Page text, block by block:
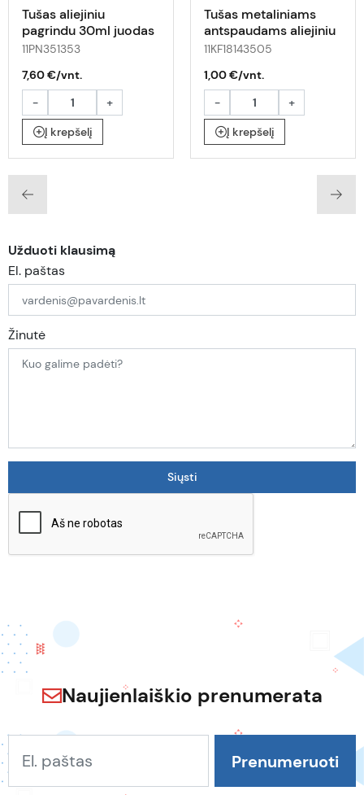
Tušas aliejiniu
pagrindu 30ml juodas
11PN351353
7,60 €/vnt.
-
+
Į krepšelį
Tušas metaliniams
antspaudams aliejiniu
pagrindu 30ml juodas
11KF18143505
1,00 €/vnt.
-
+
Į krepšelį
Užduoti klausimą
El. paštas
Žinutė
Naujienlaiškio prenumerata